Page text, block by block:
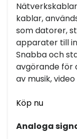
kablar,
som datorer,
apparater till
Snabba och
avgörande för
av musik,
Köp nu
Analoga